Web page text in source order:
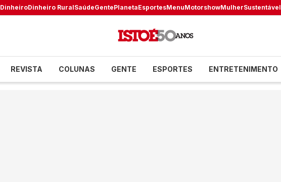
DinheiroDinheiro RuralSaúdeGentePlanetaEsportesMenuMotorshowMulherSustentável
REVISTA COLUNAS GENTE ESPORTES ENTRETENIMENTO